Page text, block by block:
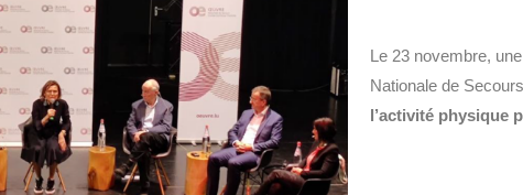
Le 23 novembre,
Nationale de
l’activité physique